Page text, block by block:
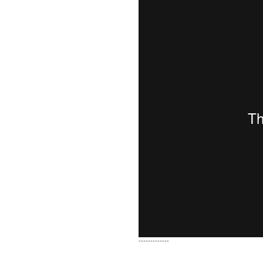
-------------